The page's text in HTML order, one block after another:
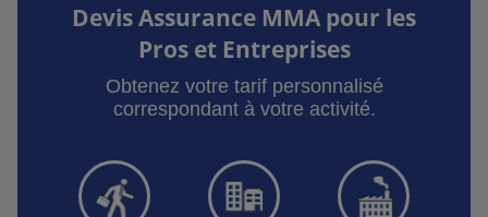
Devis Assurance MMA pour les
Pros et Entreprises
Obtenez votre tarif personnalisé
correspondant à votre activité.